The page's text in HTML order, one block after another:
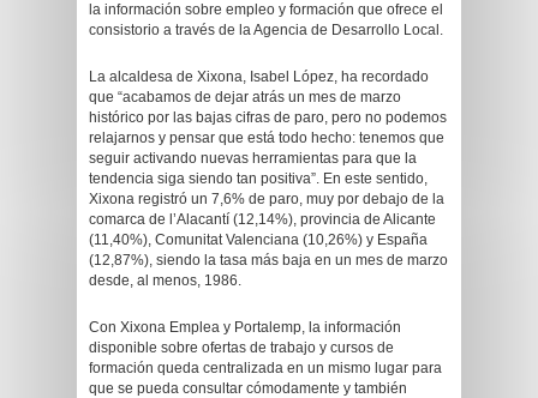
la información sobre empleo y formación que ofrece el
consistorio a través de la Agencia de Desarrollo Local.
La alcaldesa de Xixona, Isabel López, ha recordado
que “acabamos de dejar atrás un mes de marzo
histórico por las bajas cifras de paro, pero no podemos
relajarnos y pensar que está todo hecho: tenemos que
seguir activando nuevas herramientas para que la
tendencia siga siendo tan positiva”. En este sentido,
Xixona registró un 7,6% de paro, muy por debajo de la
comarca de l’Alacantí (12,14%), provincia de Alicante
(11,40%), Comunitat Valenciana (10,26%) y España
(12,87%), siendo la tasa más baja en un mes de marzo
desde, al menos, 1986.
Con Xixona Emplea y Portalemp, la información
disponible sobre ofertas de trabajo y cursos de
formación queda centralizada en un mismo lugar para
que se pueda consultar cómodamente y también